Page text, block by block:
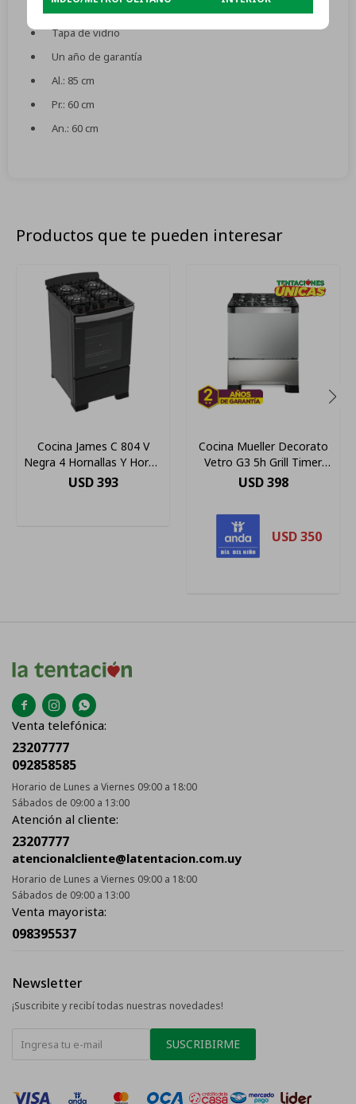
Tapa de vidrio
Un año de garantía
Al.: 85 cm
Pr.: 60 cm
An.: 60 cm
Productos que te pueden interesar
Cocina James C 804 V
Negra 4 Hornallas Y Horno
A Gas Color Negro
USD 393
Cocina Mueller Decorato
Vetro G3 5h Grill Timer
Gas Envasado - Inox
USD 398
USD350
  
Venta telefónica:
23207777
092858585
Horario de Lunes a Viernes 09:00 a 18:00
Sábados de 09:00 a 13:00
Atención al cliente:
23207777
atencionalcliente@latentacion.com.uy
Horario de Lunes a Viernes 09:00 a 18:00
Sábados de 09:00 a 13:00
Venta mayorista:
098395537
Newsletter
¡Suscribite y recibí todas nuestras novedades!
SUSCRIBIRME